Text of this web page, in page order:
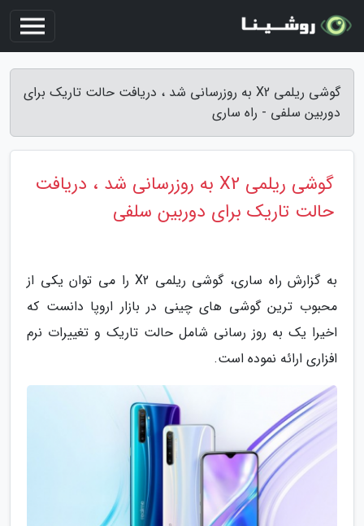
گوشی ریلمی X2 به روزرسانی شد ، دریافت حالت تاریک برای
دوربین سلفی - راه ساری
گوشی ریلمی X2 به روزرسانی شد ، دریافت
حالت تاریک برای دوربین سلفی
به گزارش راه ساری، گوشی ریلمی X2 را می توان یکی از
محبوب ترین گوشی های چینی در بازار اروپا دانست که
اخیرا یک به روز رسانی شامل حالت تاریک و تغییرات نرم
افزاری ارائه نموده است.